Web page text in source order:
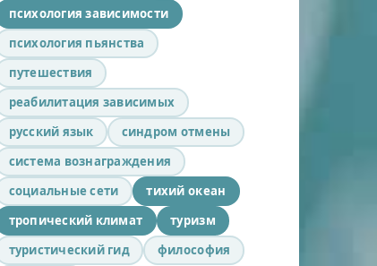
психология зависимости
психология пьянства
путешествия
реабилитация зависимых
русский язык
синдром отмены
система вознаграждения
социальные сети
тихий океан
тропический климат
туризм
туристический гид
философия